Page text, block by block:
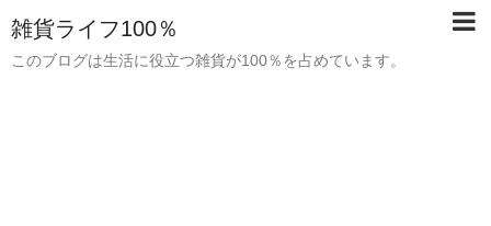
雑貨ライフ100％
このブログは生活に役立つ雑貨が100％を占めています。